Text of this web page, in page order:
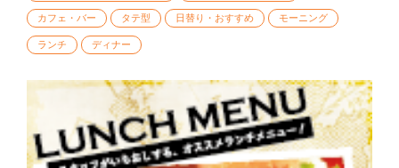
カフェ・バー タテ型 日替り・おすすめ モーニング
ランチ ディナー